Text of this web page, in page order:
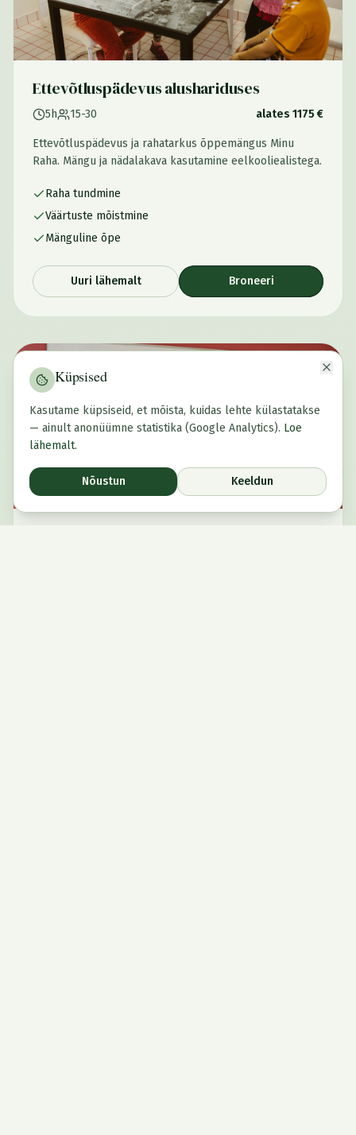
Ettevõtluspädevus alushariduses
5h 15-30 alates 1175 €
Ettevõtluspädevus ja rahatarkus õppemängus Minu
Raha. Mängu ja nädalakava kasutamine eelkooliealistega.
Raha tundmine
Väärtuste mõistmine
Mänguline õpe
Uuri lähemalt Broneeri
Liitu uudiskirjaga
Küpsised
Kasutame küpsiseid, et mõista, kuidas lehte külastatakse
— ainult anonüümne statistika (Google Analytics). Loe
lähemalt.
Nõustun Keeldun